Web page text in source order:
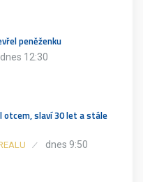
peněženku
dnes 12:30
otcem, slaví 30 let a stále
dnes 9:50